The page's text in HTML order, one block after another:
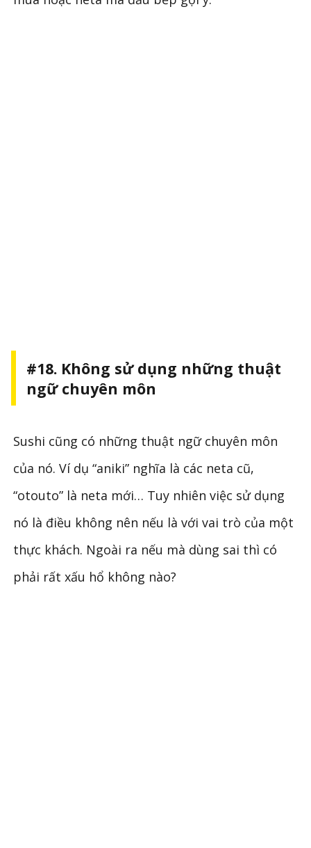
#18. Không sử dụng những thuật
ngữ chuyên môn
Sushi cũng có những thuật ngữ chuyên môn
của nó. Ví dụ “aniki” nghĩa là các neta cũ,
“otouto” là neta mới… Tuy nhiên việc sử dụng
nó là điều không nên nếu là với vai trò của một
thực khách. Ngoài ra nếu mà dùng sai thì có
phải rất xấu hổ không nào?